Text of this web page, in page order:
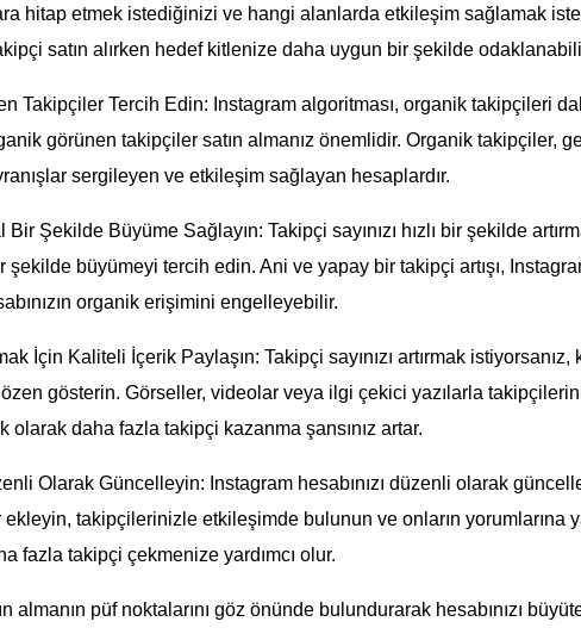
hitap etmek istediğinizi ve hangi alanlarda etkileşim sağlamak
satın alırken hedef kitlenize daha uygun bir şekilde
Takipçiler Tercih Edin: Instagram algoritması, organik takipçileri
görünen takipçiler satın almanız önemlidir. Organik takipçiler,
sergileyen ve etkileşim sağlayan hesaplardır.
Şekilde Büyüme Sağlayın: Takipçi sayınızı hızlı bir şekilde
şekilde büyümeyi tercih edin. Ani ve yapay bir takipçi artışı,
organik erişimini engelleyebilir.
İçin Kaliteli İçerik Paylaşın: Takipçi sayınızı artırmak istiyorsanız,
gösterin. Görseller, videolar veya ilgi çekici yazılarla
olarak daha fazla takipçi kazanma şansınız artar.
Olarak Güncelleyin: Instagram hesabınızı düzenli olarak
takipçilerinizle etkileşimde bulunun ve onların yorumlarına
fazla takipçi çekmenize yardımcı olur.
almanın püf noktalarını göz önünde bulundurarak hesabınızı